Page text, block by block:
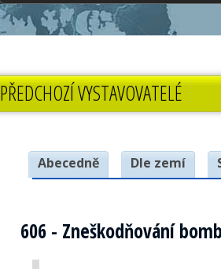
PŘEDCHOZÍ VYSTAVOVATELÉ
Abecedně Dle zemí
606 - Zneškodňování